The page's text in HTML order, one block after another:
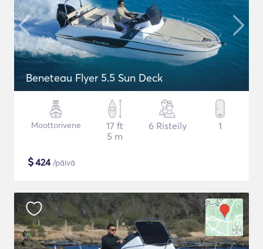
Beneteau Flyer 5.5 Sun Deck
Moottorivene
17 ft
5 m
6 Risteily 1
$424/päivä